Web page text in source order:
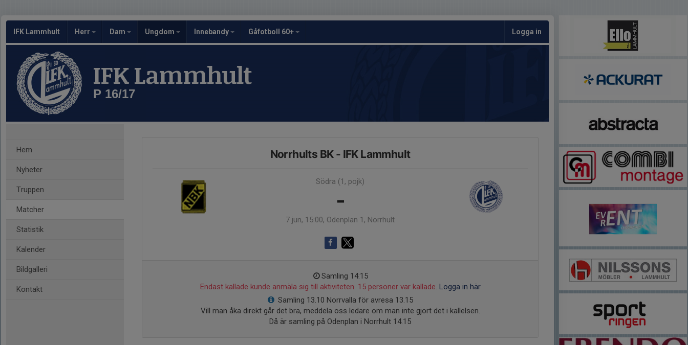
IFK Lammhult Herr Dam Ungdom Innebandy Gåfotboll 60+ Logga in
IFK Lammhult
P 16/17
Hem
Nyheter
Truppen
Matcher
Statistik
Kalender
Bildgalleri
Kontakt
Norrhults BK - IFK Lammhult
Södra (1, pojk)
-
7 jun, 15:00, Odenplan 1, Norrhult
Samling 14:15
Endast kallade kunde anmäla sig till aktiviteten. 15 personer var kallade. Logga in här
Samling 13.10 Norrvalla för avresa 13.15
Vill man åka direkt går det bra, meddela oss ledare om man inte gjort det i kallelsen.
Då är samling på Odenplan i Norrhult 14.15